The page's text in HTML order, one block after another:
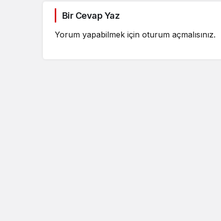
Bir Cevap Yaz
Yorum yapabilmek için oturum açmalısınız.